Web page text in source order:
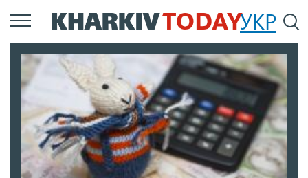
Перейти
к
содержанию
УКР